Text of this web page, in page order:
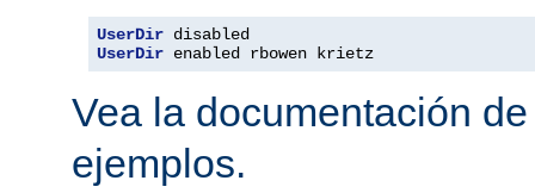
UserDir
UserDir enabled rbowen krietz
Vea la documentación
ejemplos.